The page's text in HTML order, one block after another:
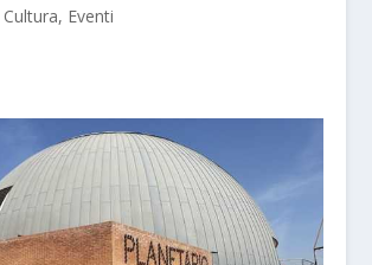
Cultura, Eventi